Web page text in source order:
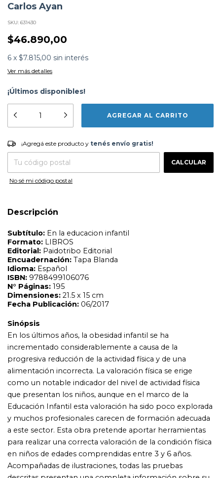
Carlos Ayan
SKU: 631430
$46.890,00
6 x $7.815,00 sin interés
Ver más detalles
¡Últimos disponibles!
¡Agregá este producto ytenés envío gratis!
CAMBIAR CP
¡Agregá este producto y tenés envío gratis!
CALCULAR
No sé mi código postal
Descripción
Formato:
LIBROS
ISBN:9788499106076
N°Páginas:195
Dimensiones:21.5 x 15 cm
Fecha Publicación:
Sinópsis
progresiva reducción de la actividad física y de una
como un notable indicador del nivel de actividad física
que presentan los niños, aunque en el marco de la
Educación Infantil esta valoración ha sido poco explorada
y muchos profesionales carecen de formación adecuada
a este sector. Esta obra pretende aportar herramientas
para realizar una correcta valoración de la condición física
en niños de edades comprendidas entre 3 y 6 años.
Acompañadas de ilustraciones, todas las pruebas
desarrollo y potencial resultado. Gracias a ello, su
aplicación puede ser realizada por todos los